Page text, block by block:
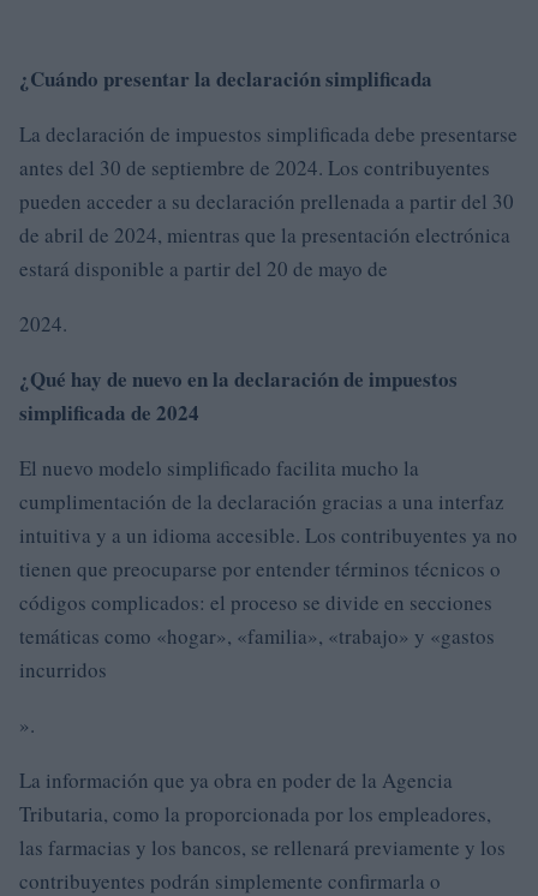
¿Cuándo presentar la declaración simplificada
La declaración de impuestos simplificada debe presentarse
antes del 30 de septiembre de 2024. Los contribuyentes
pueden acceder a su declaración prellenada a partir del 30
de abril de 2024, mientras que la presentación electrónica
estará disponible a partir del 20 de mayo de
2024.
¿Qué hay de nuevo en la declaración de impuestos
simplificada de 2024
El nuevo modelo simplificado facilita mucho la
cumplimentación de la declaración gracias a una interfaz
intuitiva y a un idioma accesible. Los contribuyentes ya no
tienen que preocuparse por entender términos técnicos o
códigos complicados: el proceso se divide en secciones
temáticas como «hogar», «familia», «trabajo» y «gastos
incurridos
».
La información que ya obra en poder de la Agencia
Tributaria, como la proporcionada por los empleadores,
las farmacias y los bancos, se rellenará previamente y los
contribuyentes podrán simplemente confirmarla o